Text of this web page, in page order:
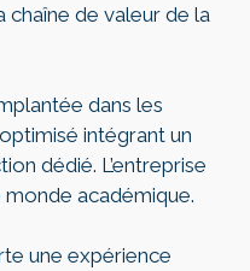
chaîne de valeur de la
dans les
intégrant un
dédié. L’entreprise
monde académique.
une expérience